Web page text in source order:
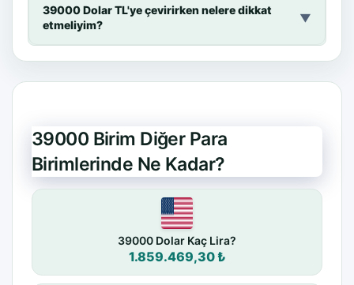
39000 Dolar TL'ye çevirirken nelere dikkat
etmeliyim?
▼
39000 Birim Diğer Para
Birimlerinde Ne Kadar?
39000 Dolar Kaç Lira?
1.859.469,30 ₺